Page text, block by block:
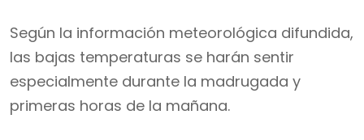
Según la información meteorológica difundida,
las bajas temperaturas se harán sentir
especialmente durante la madrugada y
primeras horas de la mañana.